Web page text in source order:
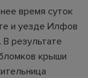
время суток
и уезде Илфов
В результате
крыши